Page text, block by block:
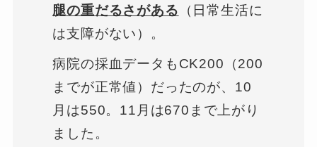
腿の重だるさがある （日常生活に
は支障がない）。
病院の採血データもCK200（200
までが正常値）だったのが、10
月は550。11月は670まで上がり
ました。